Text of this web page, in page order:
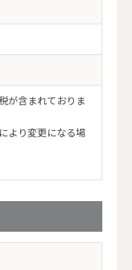
が含まれておりま
より変更になる場